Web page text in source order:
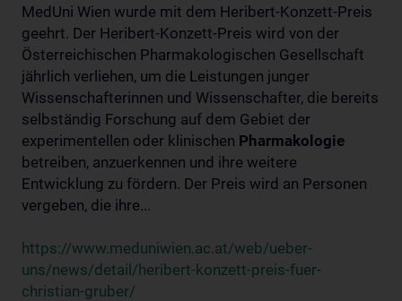
MedUni Wien wurde mit dem Heribert-Konzett-Preis
geehrt. Der Heribert-Konzett-Preis wird von der
Österreichischen Pharmakologischen Gesellschaft
jährlich verliehen, um die Leistungen junger
Wissenschafterinnen und Wissenschafter, die bereits
selbständig Forschung auf dem Gebiet der
experimentellen oder klinischen Pharmakologie
betreiben, anzuerkennen und ihre weitere
Entwicklung zu fördern. Der Preis wird an Personen
vergeben, die ihre...
https://www.meduniwien.ac.at/web/ueber-
uns/news/detail/heribert-konzett-preis-fuer-
christian-gruber/